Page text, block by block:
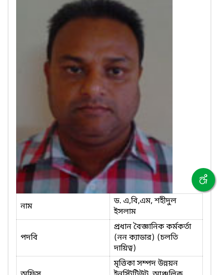
নাম
ড. এ,বি,এম, শহীদুল
ইসলাম
পদবি
প্রধান বৈজ্ঞানিক কর্মকর্তা
(নন ক্যাডার) (চলতি
দায়িত্ব)
মৃত্তিকা সম্পদ উন্নয়ন